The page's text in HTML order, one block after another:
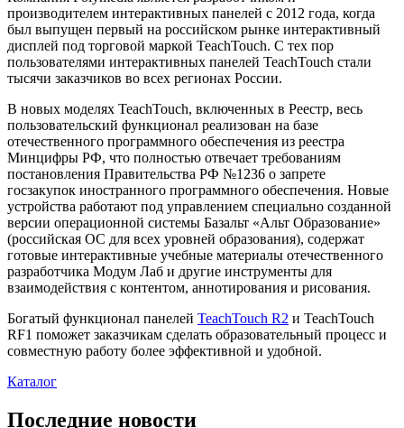
производителем интерактивных панелей с 2012 года, когда
был выпущен первый на российском рынке интерактивный
дисплей под торговой маркой TeachTouch. С тех пор
пользователями интерактивных панелей TeachTouch стали
тысячи заказчиков во всех регионах России.
В новых моделях TeachTouch, включенных в Реестр, весь
пользовательский функционал реализован на базе
отечественного программного обеспечения из реестра
Минцифры РФ, что полностью отвечает требованиям
постановления Правительства РФ №1236 о запрете
госзакупок иностранного программного обеспечения. Новые
устройства работают под управлением специально созданной
версии операционной системы Базальт «Альт Образование»
(российская ОС для всех уровней образования), содержат
готовые интерактивные учебные материалы отечественного
разработчика Модум Лаб и другие инструменты для
взаимодействия с контентом, аннотирования и рисования.
Богатый функционал панелей TeachTouch R2 и TeachTouch
RF1 поможет заказчикам сделать образовательный процесс и
совместную работу более эффективной и удобной.
Каталог
Последние новости